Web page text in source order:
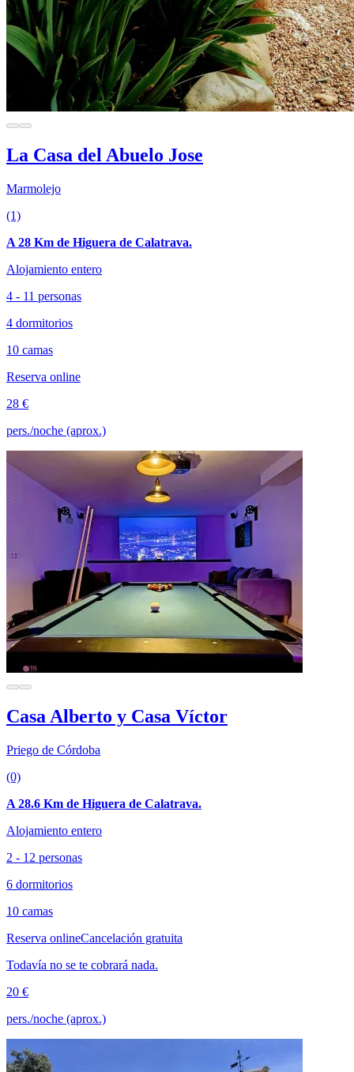
La Casa del Abuelo Jose
Marmolejo
(1)
A 28 Km de Higuera de Calatrava.
Alojamiento entero
4 - 11 personas
4 dormitorios
10 camas
Reserva online
28 €
pers./noche (aprox.)
Casa Alberto y Casa Víctor
Priego de Córdoba
(0)
A 28.6 Km de Higuera de Calatrava.
Alojamiento entero
2 - 12 personas
6 dormitorios
10 camas
Reserva onlineCancelación gratuita
Todavía no se te cobrará nada.
20 €
pers./noche (aprox.)